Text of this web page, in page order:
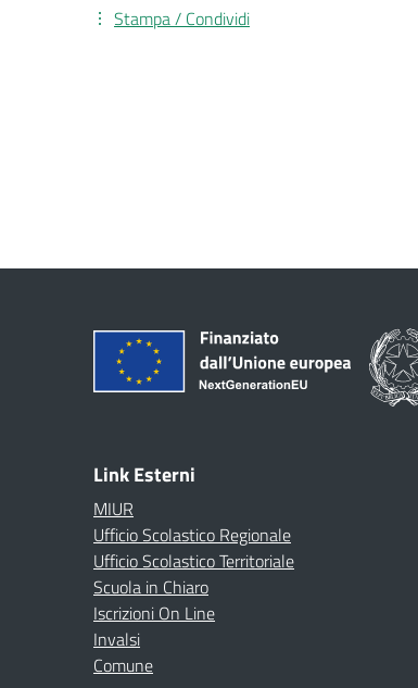
Stampa / Condividi
Link Esterni
MIUR
Ufficio Scolastico Regionale
Ufficio Scolastico Territoriale
Scuola in Chiaro
Iscrizioni On Line
Invalsi
Comune